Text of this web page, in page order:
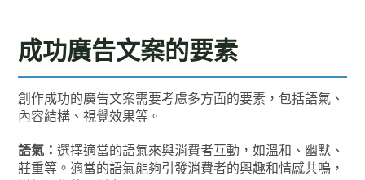
成功廣告文案的要素
創作成功的廣告文案需要考慮多方面的要素，包括語氣、
內容結構、視覺效果等。
語氣：選擇適當的語氣來與消費者互動，如溫和、幽默、
莊重等。適當的語氣能夠引發消費者的興趣和情感共鳴，